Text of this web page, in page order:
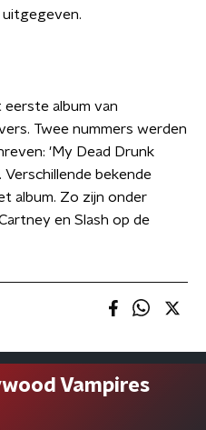
uitgegeven.
eerste album van
Twee nummers werden
'My Dead Drunk
Verschillende bekende
album. Zo zijn onder
en Slash op de
Vampires